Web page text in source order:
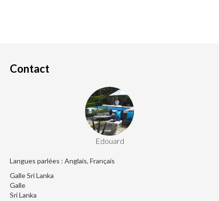
Contact
Edouard
Langues parlées : Anglais, Français
Galle Sri Lanka
Galle
Sri Lanka